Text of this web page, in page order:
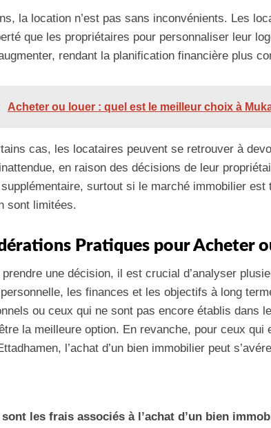
la location n’est pas sans inconvénients. Les
que les propriétaires pour personnaliser leur
rendant la planification financière plus
Acheter ou louer : quel est le meilleur choix à
cas, les locataires peuvent se retrouver à
en raison des décisions de leur
surtout si le marché immobilier est
sont limitées.
Pratiques pour Acheter
une décision, il est crucial d’analyser
les finances et les objectifs à long
ou ceux qui ne sont pas encore établis dans
la meilleure option. En revanche, pour ceux qui
l’achat d’un bien immobilier peut
sont les frais associés à l’achat d’un bien